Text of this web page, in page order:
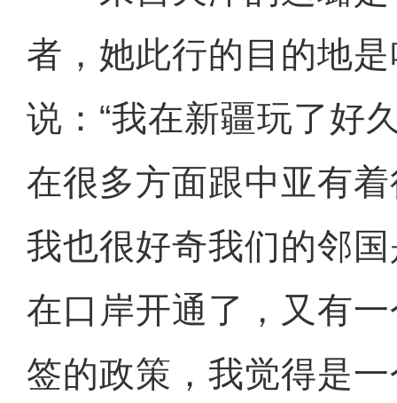
者，她此行的目的地
说：“我在新疆玩了好
在很多方面跟中亚有
我也很好奇我们的邻
在口岸开通了，又有
签的政策，我觉得是